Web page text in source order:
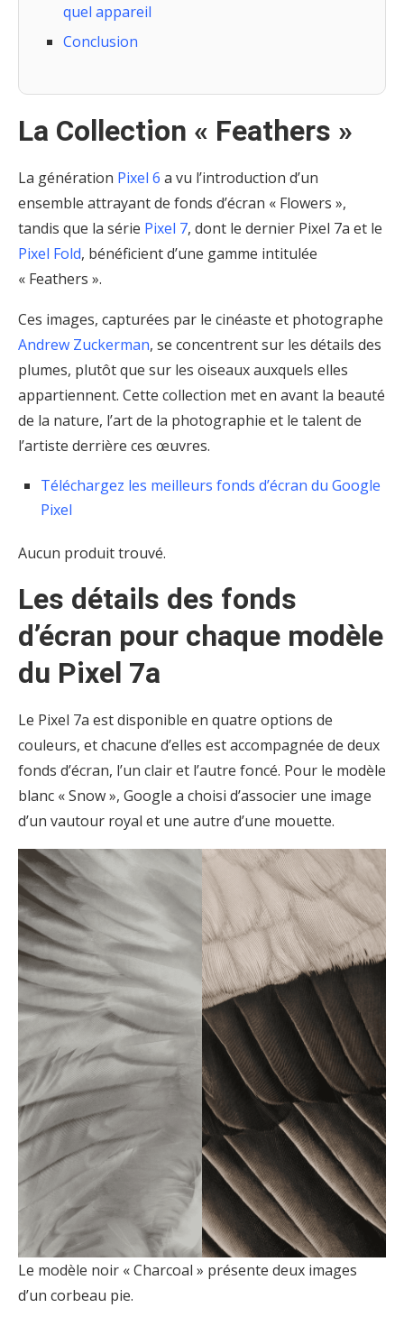
quel appareil
Conclusion
La Collection « Feathers »
La génération Pixel 6 a vu l’introduction d’un
ensemble attrayant de fonds d’écran « Flowers »,
tandis que la série Pixel 7, dont le dernier Pixel 7a et le
Pixel Fold, bénéficient d’une gamme intitulée
« Feathers ».
Ces images, capturées par le cinéaste et photographe
Andrew Zuckerman, se concentrent sur les détails des
plumes, plutôt que sur les oiseaux auxquels elles
appartiennent. Cette collection met en avant la beauté
de la nature, l’art de la photographie et le talent de
l’artiste derrière ces œuvres.
Téléchargez les meilleurs fonds d’écran du Google
Pixel
Aucun produit trouvé.
Les détails des fonds
d’écran pour chaque modèle
du Pixel 7a
Le Pixel 7a est disponible en quatre options de
couleurs, et chacune d’elles est accompagnée de deux
fonds d’écran, l’un clair et l’autre foncé. Pour le modèle
blanc « Snow », Google a choisi d’associer une image
d’un vautour royal et une autre d’une mouette.
Le modèle noir « Charcoal » présente deux images
d’un corbeau pie.